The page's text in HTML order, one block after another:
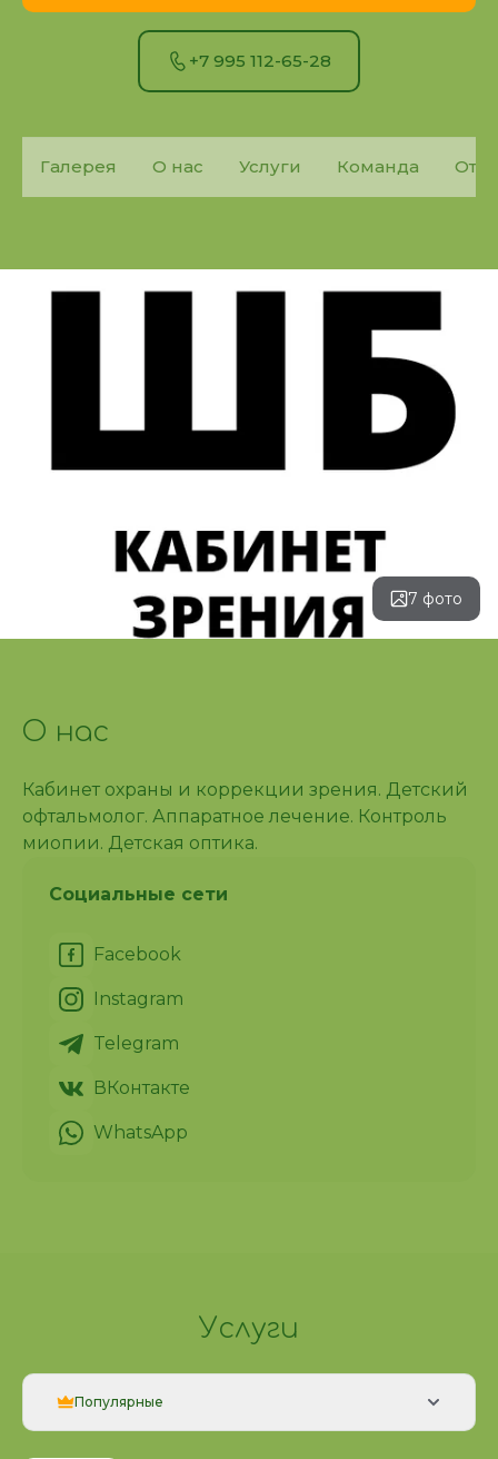
+7 995 112-65-28
Галерея О нас Услуги Команда
7 фото
О нас
Кабинет охраны и коррекции зрения. Детский
офтальмолог. Аппаратное лечение. Контроль
миопии. Детская оптика.
Социальные сети
Facebook
Instagram
Telegram
ВКонтакте
WhatsApp
Услуги
Популярные